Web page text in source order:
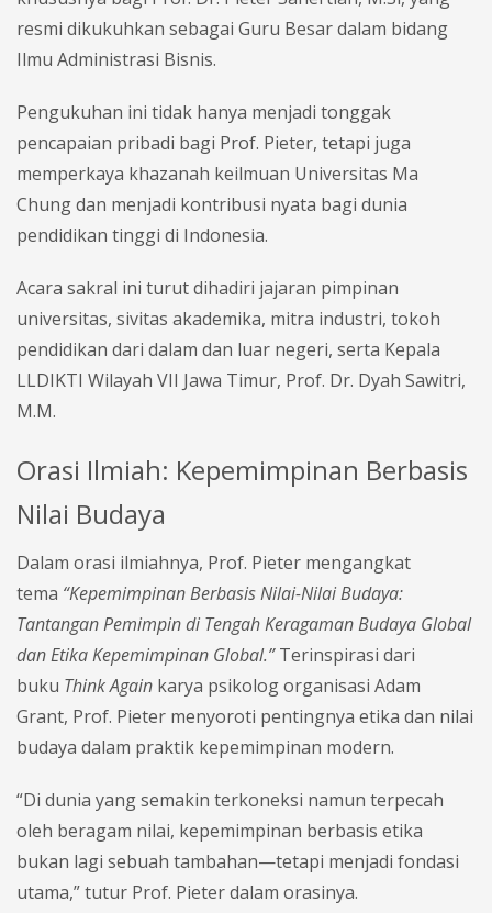
resmi dikukuhkan sebagai Guru Besar dalam bidang
Ilmu Administrasi Bisnis.
Pengukuhan ini tidak hanya menjadi tonggak
pencapaian pribadi bagi Prof. Pieter, tetapi juga
memperkaya khazanah keilmuan Universitas Ma
Chung dan menjadi kontribusi nyata bagi dunia
pendidikan tinggi di Indonesia.
Acara sakral ini turut dihadiri jajaran pimpinan
universitas, sivitas akademika, mitra industri, tokoh
pendidikan dari dalam dan luar negeri, serta Kepala
LLDIKTI Wilayah VII Jawa Timur, Prof. Dr. Dyah Sawitri,
M.M.
Orasi Ilmiah: Kepemimpinan Berbasis
Nilai Budaya
Dalam orasi ilmiahnya, Prof. Pieter mengangkat
tema “Kepemimpinan Berbasis Nilai-Nilai Budaya:
Tantangan Pemimpin di Tengah Keragaman Budaya Global
dan Etika Kepemimpinan Global.”Terinspirasi dari
buku Think Again karya psikolog organisasi Adam
Grant, Prof. Pieter menyoroti pentingnya etika dan nilai
budaya dalam praktik kepemimpinan modern.
“Di dunia yang semakin terkoneksi namun terpecah
oleh beragam nilai, kepemimpinan berbasis etika
bukan lagi sebuah tambahan—tetapi menjadi fondasi
utama,” tutur Prof. Pieter dalam orasinya.